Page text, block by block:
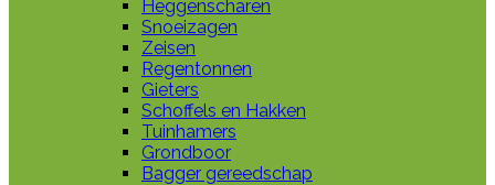
Heggenscharen
Snoeizagen
Zeisen
Regentonnen
Gieters
Schoffels en Hakken
Tuinhamers
Grondboor
Bagger gereedschap